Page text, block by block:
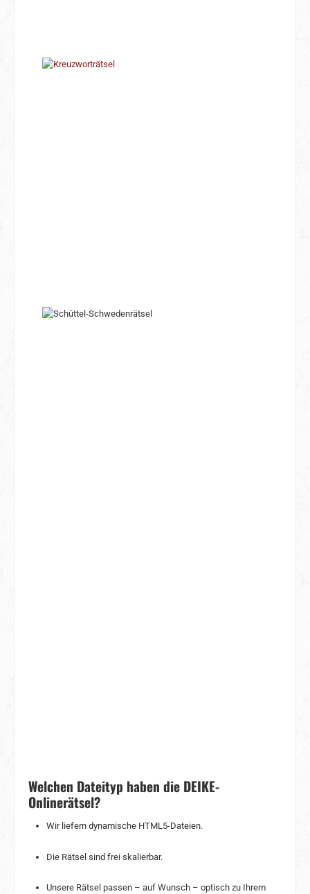
Welchen Dateityp haben die DEIKE-
Onlinerätsel?
Wir liefern dynamische HTML5-Dateien.
Die Rätsel sind frei skalierbar.
Unsere Rätsel passen – auf Wunsch – optisch zu Ihrem